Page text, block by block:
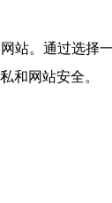
站。通过选
和网站安全。